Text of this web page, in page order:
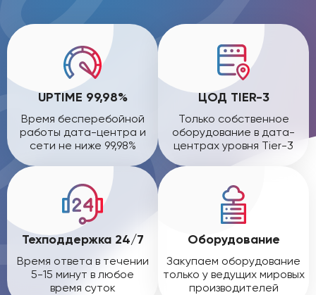
UPTIME 99,98%
Время бесперебойной
работы дата-центра и
сети не ниже 99,98%
ЦОД TIER-3
Только собственное
оборудование в дата-
центрах уровня Tier-3
Техподдержка 24/7
Время ответа в течении
5-15 минут в любое
время суток
Оборудование
Закупаем оборудование
только у ведущих мировых
производителей